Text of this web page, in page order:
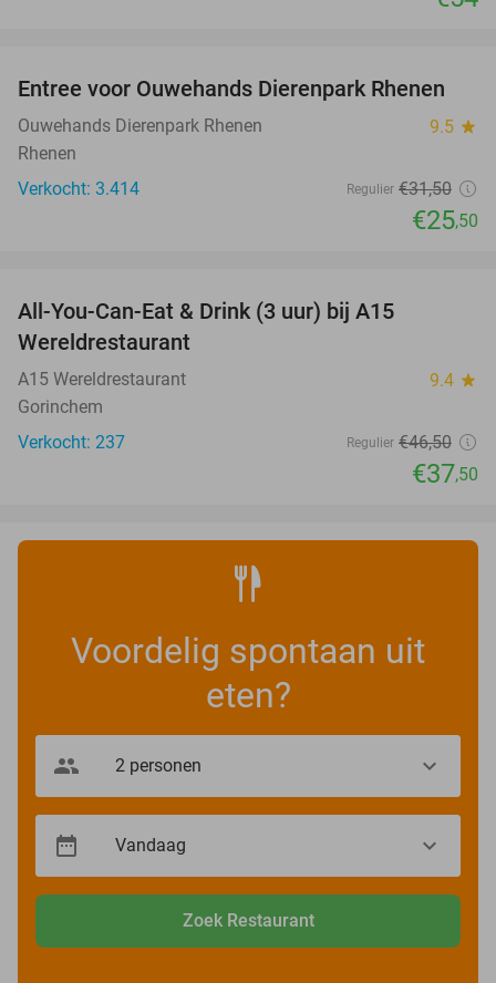
19%
Entree voor Ouwehands Dierenpark Rhenen
Ouwehands Dierenpark Rhenen 9.5 star
Rhenen
Verkocht: 3.414
Regulier €31,50
€25,50
All-You-Can-Eat & Drink (3 uur) bij A15
Wereldrestaurant
A15 Wereldrestaurant 9.4 star
Gorinchem
Verkocht: 237
Regulier €46,50
€37,50
Voordelig spontaan uit
eten?
Zoek Restaurant